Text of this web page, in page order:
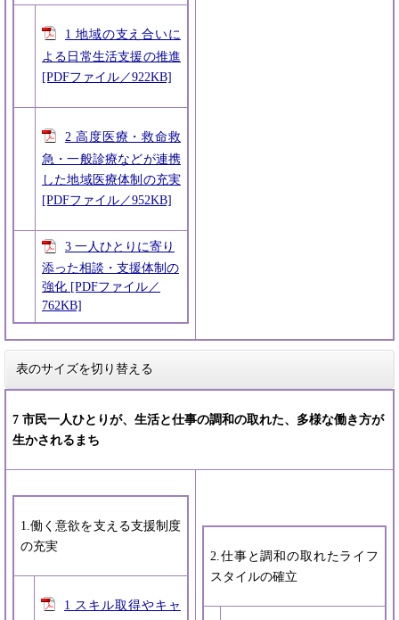
1 地域の支え合いに
よる日常生活支援の推進
[PDFファイル／922KB]
2 高度医療・救命救
急・一般診療などが連携
した地域医療体制の充実
[PDFファイル／952KB]
3 一人ひとりに寄り
添った相談・支援体制の
強化 [PDFファイル／
762KB]
表のサイズを切り替える
7 市民一人ひとりが、生活と仕事の調和の取れた、多様な働き方が
生かされるまち
1.働く意欲を支える支援制度
の充実
1 スキル取得やキャ
2.仕事と調和の取れたライフ
スタイルの確立